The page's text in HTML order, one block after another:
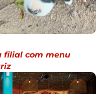
filial com menu